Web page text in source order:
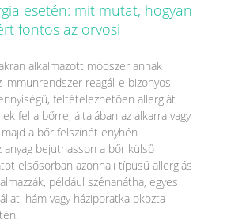
esetén: mit mutat, hogyan
fontos az orvosi
alkalmazott módszer annak
immunrendszer reagál-e bizonyos
feltételezhetően allergiát
fel a bőrre, általában az alkarra vagy
a bőr felszínét enyhén
anyag bejuthasson a bőr külső
elsősorban azonnali típusú allergiás
például szénanátha, egyes
hám vagy háziporatka okozta